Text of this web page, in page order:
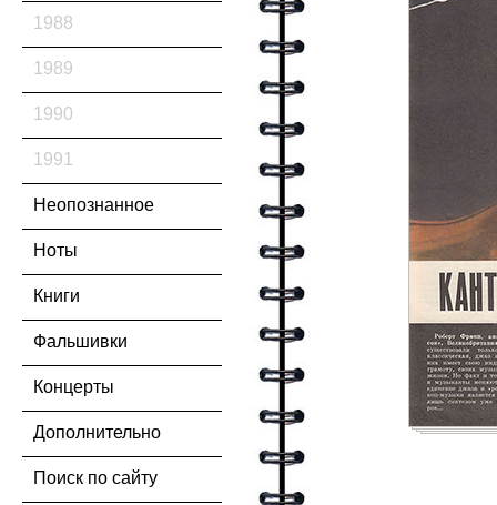
1988
1989
1990
1991
Неопознанное
Ноты
Книги
Фальшивки
Концерты
Дополнительно
Поиск по сайту